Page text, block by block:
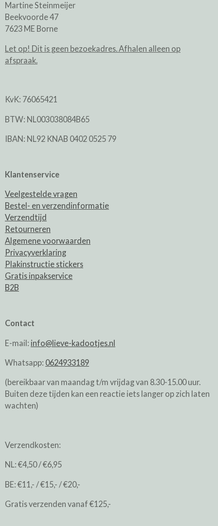
Martine Steinmeijer
Beekvoorde 47
7623 ME Borne
Let op! Dit is geen bezoekadres. Afhalen alleen op
afspraak.
KvK: 76065421
BTW: NL003038084B65
IBAN: NL92 KNAB 0402 0525 79
Klantenservice
Veelgestelde vragen
Bestel- en verzendinformatie
Verzendtijd
Retourneren
Algemene voorwaarden
Privacyverklaring
Plakinstructie stickers
Gratis inpakservice
B2B
Contact
E-mail: info@lieve-kadootjes.nl
Whatsapp: 0624933189
(bereikbaar van maandag t/m vrijdag van 8.30-15.00 uur.
Buiten deze tijden kan een reactie iets langer op zich laten
wachten)
Verzendkosten:
NL: €4,50 / €6,95
BE: €11,- / €15,- / €20,-
Gratis verzenden vanaf €125,-